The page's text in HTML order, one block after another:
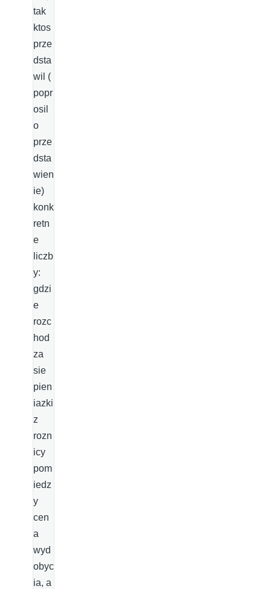
tak
ktos
prze
dsta
wil (
popr
osil
o
prze
dsta
wien
ie)
konk
retn
e
liczb
y:
gdzi
e
rozc
hod
za
sie
pien
iazki
z
rozn
icy
pom
iedz
y
cen
a
wyd
obyc
ia, a